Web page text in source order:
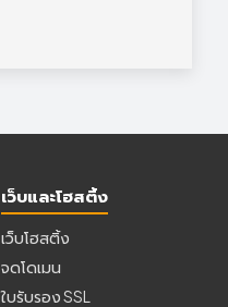
เว็บและโฮสติ้ง
เว็บโฮสติ้ง
จดโดเมน
ใบรับรอง SSL